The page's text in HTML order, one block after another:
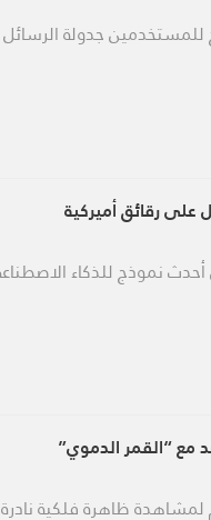
للمستخدمين جدولة الرسائل
رقائق أميركية
أحدث نموذج للذكاء
مع “القمر الدموي”
ظاهرة فلكية نادرة